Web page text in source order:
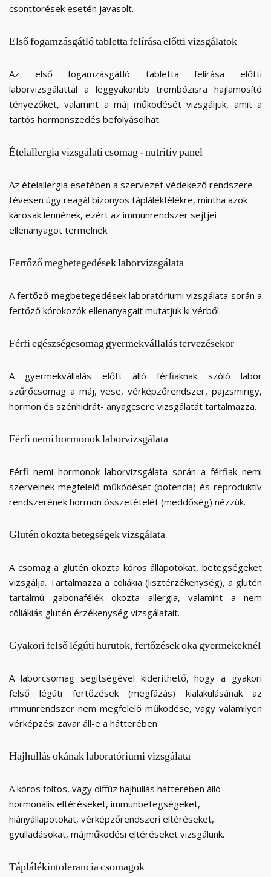
csonttörések esetén javasolt.
Elsőfogamzásgátlótabletta felírása előtti vizsgálatok
Az első fogamzásgátló tabletta felírása előtti
laborvizsgálattal a leggyakoribb trombózisra hajlamosító
tényezőket, valamint a máj működését vizsgáljuk, amit a
tartós hormonszedés befolyásolhat.
Ételallergia vizsgálati csomag -nutritívpanel
Az ételallergia esetében a szervezet védekező rendszere
tévesen úgy reagál bizonyos táplálékfélékre, mintha azok
károsak lennének, ezért az immunrendszer sejtjei
ellenanyagot termelnek.
Fertőzőmegbetegedéseklaborvizsgálata
A fertőző megbetegedések laboratóriumi vizsgálata során a
fertőző kórokozók ellenanyagait mutatjuk ki vérből.
Férfi egészségcsomag gyermekvállalástervezésekor
A gyermekvállalás előtt álló férfiaknak szóló labor
szűrőcsomag a máj, vese, vérképzőrendszer, pajzsmirigy,
hormon és szénhidrát- anyagcsere vizsgálatát tartalmazza.
Férfi nemi hormonoklaborvizsgálata
Férfi nemi hormonok laborvizsgálata során a férfiak nemi
szerveinek megfelelő működését (potencia) és reproduktív
rendszerének hormon összetételét (meddőség) nézzük.
Glutén okozta betegségekvizsgálata
A csomag a glutén okozta kóros állapotokat, betegségeket
vizsgálja. Tartalmazza a cöliákia (lisztérzékenység), a glutén
tartalmú gabonafélék okozta allergia, valamint a nem
cöliákiás glutén érzékenység vizsgálatait.
Gyakori felsőlégúti hurutok, fertőzésekoka gyermekeknél
A laborcsomag segítségével kideríthető, hogy a gyakori
felső légúti fertőzések (megfázás) kialakulásának az
immunrendszer nem megfelelő működése, vagy valamilyen
vérképzési zavar áll-e a hátterében.
Hajhullásokánaklaboratóriumi vizsgálata
A kóros foltos, vagy diffúz hajhullás hátterében álló
hormonális eltéréseket, immunbetegségeket,
hiányállapotokat, vérképzőrendszeri eltéréseket,
gyulladásokat, májműködési eltéréseket vizsgálunk.
Táplálékintolerancia csomagok